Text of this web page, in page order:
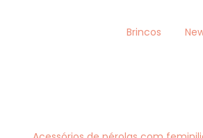
Brincos